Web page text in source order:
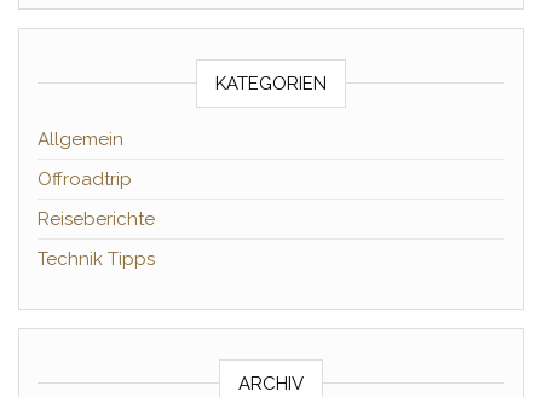
KATEGORIEN
Allgemein
Offroadtrip
Reiseberichte
Technik Tipps
ARCHIV